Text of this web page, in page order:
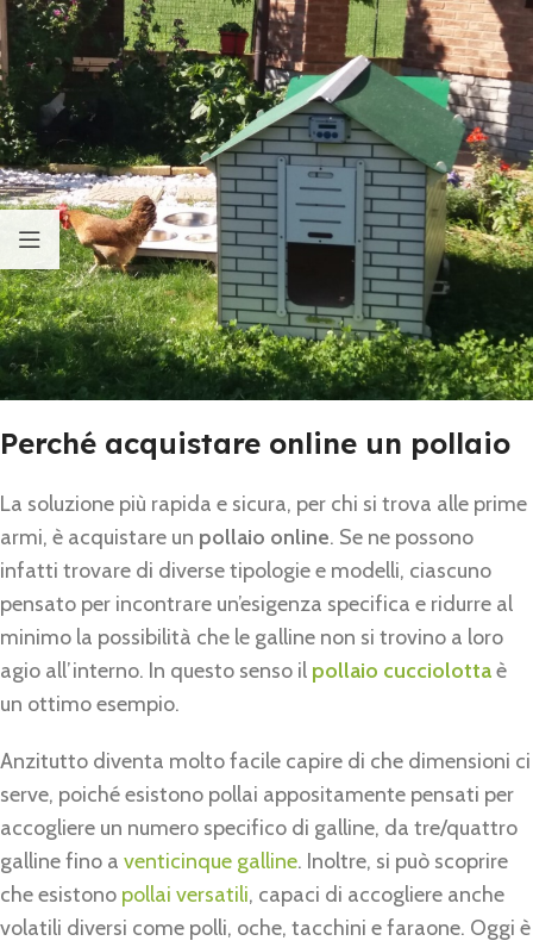
Perché acquistare online un pollaio
La soluzione più rapida e sicura, per chi si trova alle prime
armi, è acquistare un pollaio online. Se ne possono
infatti trovare di diverse tipologie e modelli, ciascuno
pensato per incontrare un’esigenza specifica e ridurre al
minimo la possibilità che le galline non si trovino a loro
agio all’interno. In questo senso il pollaio cucciolottaè
un ottimo esempio.
Anzitutto diventa molto facile capire di che dimensioni ci
serve, poiché esistono pollai appositamente pensati per
accogliere un numero specifico di galline, da tre/quattro
galline fino a venticinque galline. Inoltre, si può scoprire
che esistono pollai versatili, capaci di accogliere anche
volatili diversi come polli, oche, tacchini e faraone. Oggi è